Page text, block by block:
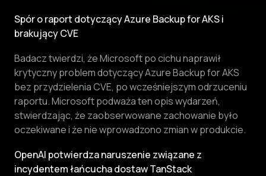
Spór o raport dotyczący Azure Backup for AKS i
brakujący CVE
Badacz twierdzi, że Microsoft po cichu naprawił
krytyczny problem dotyczący Azure Backup for AKS
bez przydzielenia CVE, po wcześniejszym odrzuceniu
raportu. Microsoft podważa ten opis wydarzeń,
stwierdzając, że zaobserwowane zachowanie było
oczekiwane i że nie wprowadzono zmian w produkcie.
OpenAI potwierdza naruszenie związane z
incydentem łańcucha dostaw TanStack